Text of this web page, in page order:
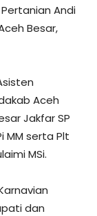
Andi
Besar,
Aceh
Jakfar SP
MM serta Plt
MSi.
dan